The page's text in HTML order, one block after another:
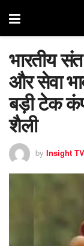
भारतीय
और सेवा
बड़ी टेक
शैली
by Insight